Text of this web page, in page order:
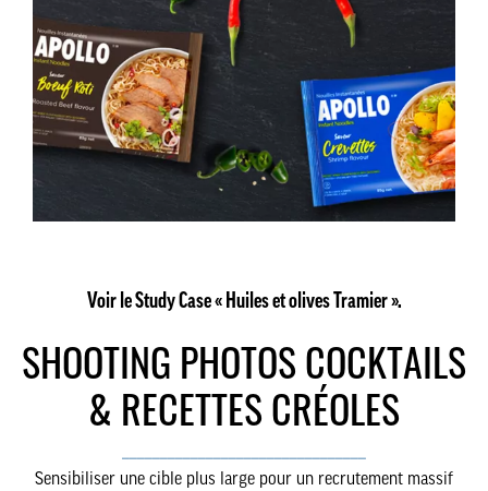
Voir le Study Case « Huiles et olives Tramier ».
SHOOTING PHOTOS COCKTAILS
& RECETTES CRÉOLES
________________________________
Sensibiliser une cible plus large pour un recrutement massif